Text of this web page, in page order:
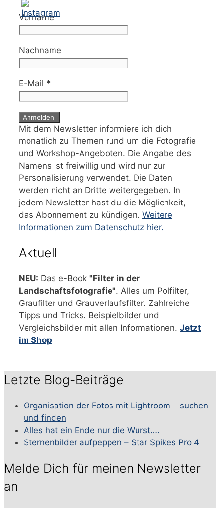
Vorname
Nachname
E-Mail *
Mit dem Newsletter informiere ich dich
monatlich zu Themen rund um die Fotografie
und Workshop-Angeboten. Die Angabe des
Namens ist freiwillig und wird nur zur
Personalisierung verwendet. Die Daten
werden nicht an Dritte weitergegeben. In
jedem Newsletter hast du die Möglichkeit,
das Abonnement zu kündigen. Weitere
Informationen zum Datenschutz hier.
Aktuell
NEU: Das e-Book "Filter in der
Landschaftsfotografie". Alles um Polfilter,
Graufilter und Grauverlaufsfilter. Zahlreiche
Tipps und Tricks. Beispielbilder und
Vergleichsbilder mit allen Informationen. Jetzt
im Shop
Letzte Blog-Beiträge
Organisation der Fotos mit Lightroom – suchen
und finden
Alles hat ein Ende nur die Wurst….
Sternenbilder aufpeppen – Star Spikes Pro 4
Melde Dich für meinen Newsletter
an